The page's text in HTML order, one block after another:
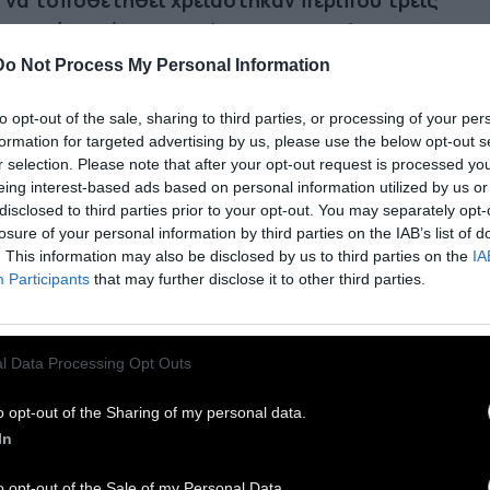
Not Process My Personal Information
opt-out of the sale, sharing to third parties, or processing of your
for targeted advertising by us, please use the below opt-out
selection. Please note that after your opt-out request is processed
interest-based ads based on personal information utilized by us
to third parties prior to your opt-out. You may separately
of your personal information by third parties on the IAB’s list of
This information may also be disclosed by us to third parties on the
Participants that may further disclose it to other third parties.
Data Processing Opt Outs
opt-out of the Sharing of my personal data.
ενώ η διάρκεια ζωής της υπολογίζεται στα
Αν και αρχικά σχεδιάστηκε για να
έως δύο τόνους, δηλαδή ακόμα και μικρά
Η μικρή αυτή γέφυρα ανοίγει το δρόμο για
κατασκευές αφού όπως δηλώνει ο
της «στο μέλλον, μετά την εμπειρία που
θα επιχειρηθεί να εκτυπωθούν ακόμα
γέφυρες από μπετόν».